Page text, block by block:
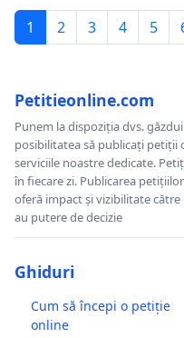
1 2 3 4 5
Petitieonline.com
Punem la dispoziția dvs.
posibilitatea să publicați petiții
serviciile noastre dedicate.
în fiecare zi. Publicarea
oferă impact și vizibilitate
au putere de decizie
Ghiduri
Cum să începi o petiție
online